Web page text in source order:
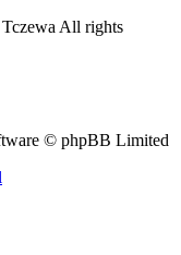
All rights
© phpBB Limited